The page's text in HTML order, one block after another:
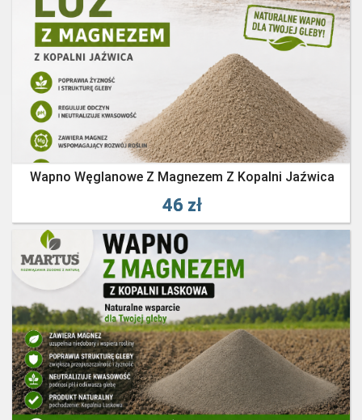
Wapno Węglanowe Z Magnezem Z Kopalni Jaźwica
46 zł